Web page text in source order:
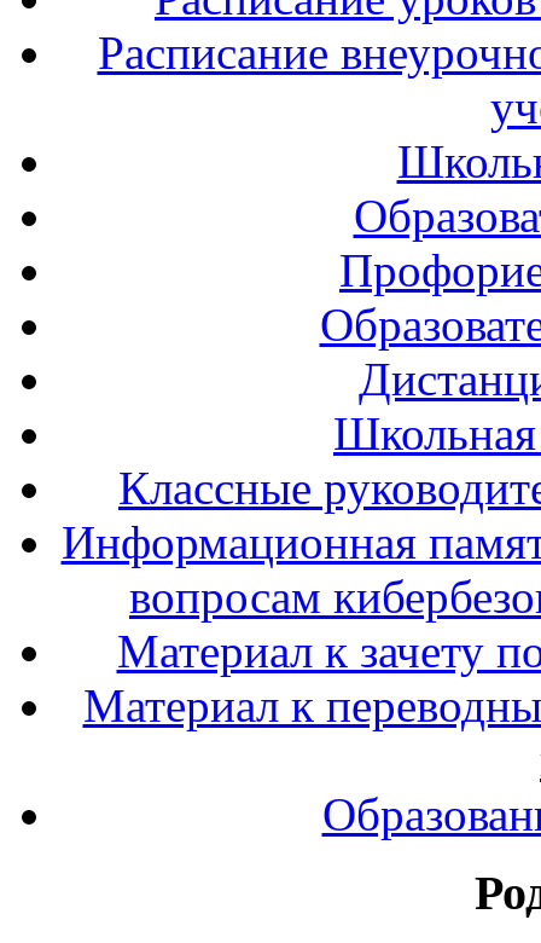
Расписание
Классные
Информационная
вопросам
Материал к зачету
Материал к